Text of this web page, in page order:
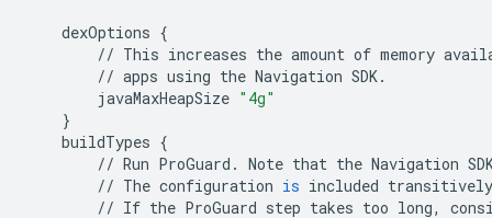
dexOptions {
// This increases the amount of memory
// apps using the Navigation SDK.
javaMaxHeapSize "4g"
}
buildTypes {
// Run ProGuard . Note that the Navigation
// The configuration is included transitively
// If the ProGuard step takes too long,